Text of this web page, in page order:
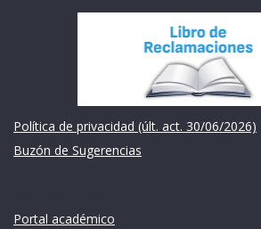
Política de privacidad (últ. act. 30/06/2026)
Buzón de Sugerencias
Portal académico